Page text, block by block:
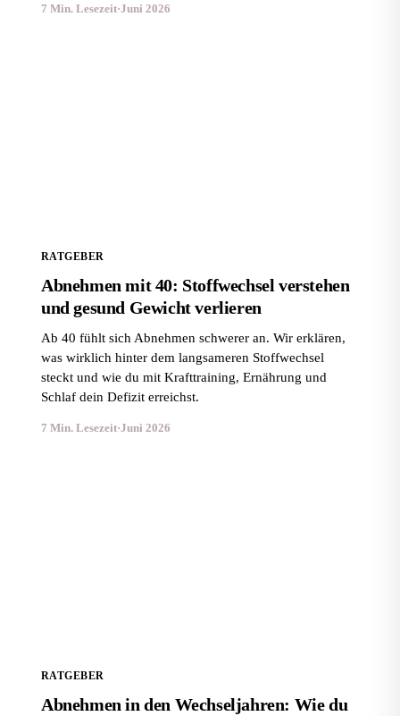
7 Min. Lesezeit·Juni 2026
RATGEBER
Abnehmen mit 40: Stoffwechsel verstehen
und gesund Gewicht verlieren
Ab 40 fühlt sich Abnehmen schwerer an. Wir erklären,
was wirklich hinter dem langsameren Stoffwechsel
steckt und wie du mit Krafttraining, Ernährung und
Schlaf dein Defizit erreichst.
7 Min. Lesezeit·Juni 2026
RATGEBER
Abnehmen in den Wechseljahren: Wie du